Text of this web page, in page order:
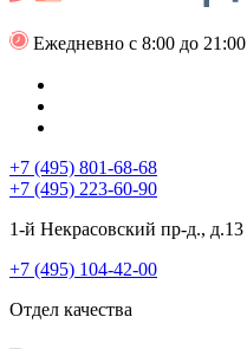
Ежедневно с 8:00 до 21:00
+7 (495) 801-68-68
+7 (495) 223-60-90
1-й Некрасовский пр-д., д.13
+7 (495) 104-42-00
Отдел качества